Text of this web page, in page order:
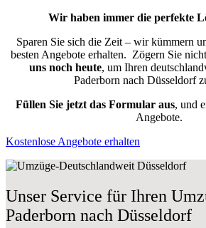
Wir haben immer die perfekte
Sparen Sie sich die Zeit – wir kümmern
besten Angebote erhalten. Zögern Sie
uns noch heute, um Ihren
Paderborn nach Düsseldorf
Füllen Sie jetzt das Formular aus, und
Angebote.
Kostenlose Angebote erhalten
Unser Service für Ihren
Paderborn nach Düsseldorf